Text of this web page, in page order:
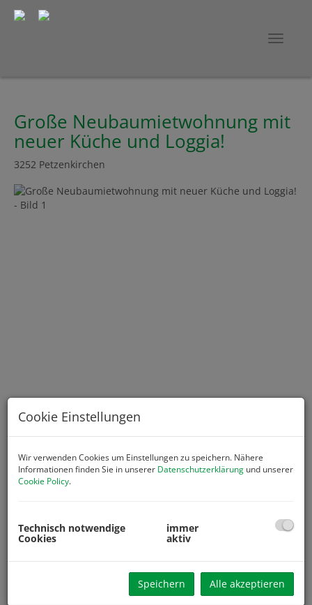
Große Neubaumietwohnung mit
neuer Küche und Loggia!
3252 Petzenkirchen
Beschreibung
Gemeinde Petzenkirchen, Niederösterreich
* Schlüsselfertig inklusive 2 KFZ Stellplätze zu mieten
Cookie Einstellungen
Wir verwenden Cookies um Einstellungen zu speichern. Nähere
Informationen finden Sie in unserer Datenschutzerklärung und unserer
Cookie Policy.
Technisch notwendige
Cookies
immer
aktiv
Speichern Alle akzeptieren